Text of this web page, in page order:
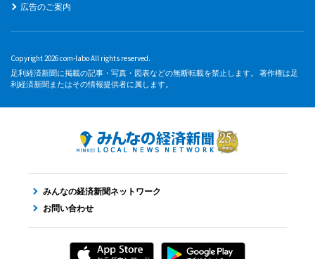
広告のご案内
Copyright 2026 com-labo All rights reserved.
足利経済新聞に掲載の記事・写真・図表などの無断転載を禁止します。 著作権は足
利経済新聞またはその情報提供者に属します。
みんなの経済新聞ネットワーク
お問い合わせ